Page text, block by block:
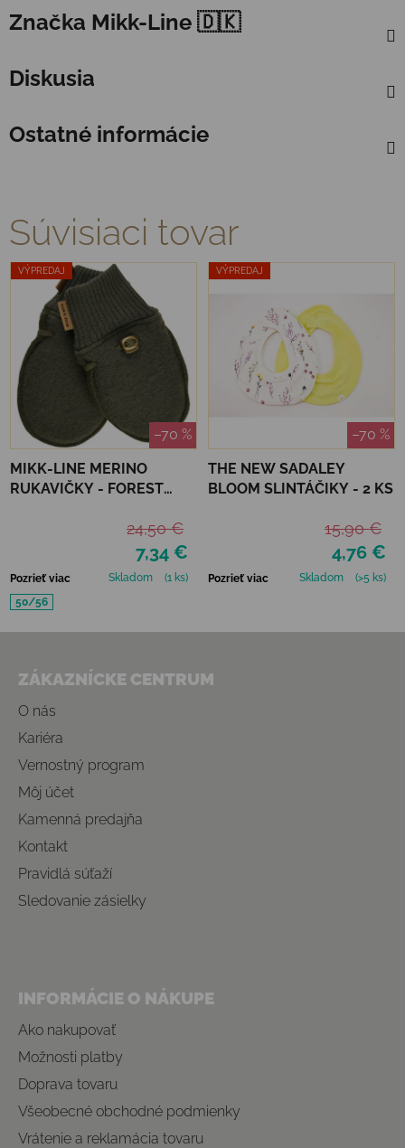
Značka Mikk-Line 🇩🇰
Diskusia
Ostatné informácie
Súvisiaci tovar
VÝPREDAJ
–70 %
MIKK-LINE MERINO
RUKAVIČKY - FOREST
7,34 €
24,50 €
Pozrieť viac Skladom
(1 ks)
50/56
VÝPREDAJ
–70 %
THE NEW SADALEY
BLOOM SLINTÁČIKY - 2 KS
4,76 €
15,90 €
Pozrieť viac Skladom (>5 ks)
ZÁKAZNÍCKE CENTRUM
O nás
Kariéra
Vernostný program
Môj účet
Kamenná predajňa
Kontakt
Pravidlá súťaží
Sledovanie zásielky
INFORMÁCIE O NÁKUPE
Ako nakupovať
Možnosti platby
Doprava tovaru
Všeobecné obchodné podmienky
Vrátenie a reklamácia tovaru